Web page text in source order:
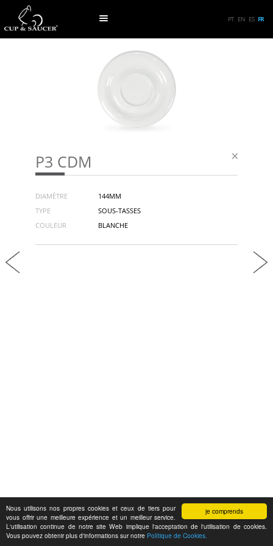
je comprends
Nous utilisons nos propres cookies et ceux de tiers pour
vous offrir une meilleure expérience et un meilleur service.
L'utilisation continue de notre site Web implique l'acceptation de l'utilisation de cookies.
Vous pouvez obtenir plus d'informations sur notre Polítique de Cookies.
PT EN ES FR
P3 CDM
DIAMÈTRE
144MM
TYPE
SOUS-TASSES
COULEUR
BLANCHE